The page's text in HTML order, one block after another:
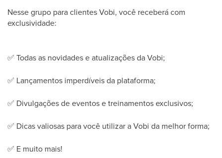
Nesse grupo para clientes Vobi, você receberá com
exclusividade:
✅ Todas as novidades e atualizações da Vobi;
✅ Lançamentos imperdíveis da plataforma;
✅ Divulgações de eventos e treinamentos exclusivos;
✅ Dicas valiosas para você utilizar a Vobi da melhor forma;
✅ E muito mais!